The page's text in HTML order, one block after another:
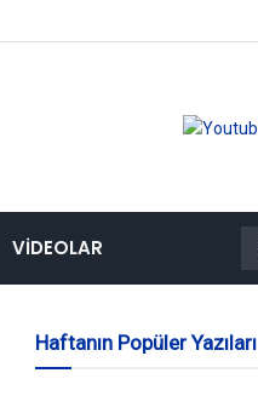
VIDEOLAR
Haftanın Popüler Yazıları